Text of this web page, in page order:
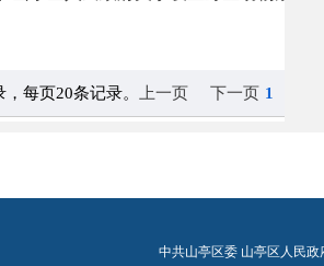
中共山亭区委 山亭区人民